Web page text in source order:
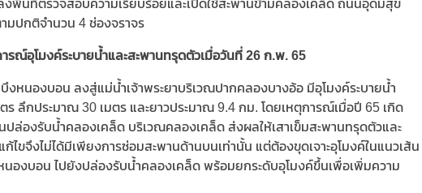
งพื้นที่ตรวจสอบความเรียบร้อยและเปิดใช้สะพานข้ามคลองเคล็ด ถนนอุดมสุข
มปกติจำนวน 4 ช่องจราจร
รณ์อุโมงค์ระบายน้ำและสะพานทรุดตัวเมื่อวันที่ 26 ก.พ. 65
บึงหนองบอน ลงสู่แม่น้ำเจ้าพระยาบริเวณปากคลองบางอ้อ มีอุโมงค์ระบายน้ำ
ลึกประมาณ 30 เมตร และยาวประมาณ 9.4 กม. โดยเหตุการณ์เมื่อปี 65 เกิด
นปล่องรับน้ำคลองเคล็ด บริเวณคลองเคล็ด ส่งผลให้เสาเข็มสะพานทรุดตัวและ
ก้ไขจึงไม่ได้มีเพียงการซ่อมสะพานด้านบนเท่านั้น แต่ต้องขุดเจาะอุโมงค์ในแนวเส้น
นองบอน ไปยังปล่องรับน้ำคลองเคล็ด พร้อมยกระดับอุโมงค์ขึ้นเพื่อเพิ่มความ